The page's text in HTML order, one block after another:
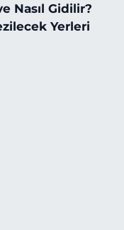
Nasıl Gidilir?
Yerleri